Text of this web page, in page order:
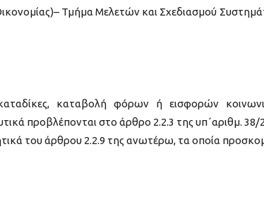
Τμήμα Μελετών και Σχεδιασμού
καταβολή φόρων ή εισφορών
προβλέπονται στο άρθρο 2.2.3 της υπ΄αριθμ. 38/
του άρθρου 2.2.9 της ανωτέρω, τα οποία